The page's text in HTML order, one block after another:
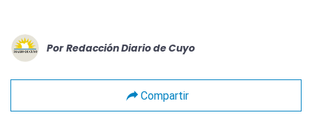
Por Redacción Diario de Cuyo
Compartir